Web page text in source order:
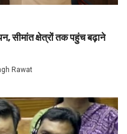
सीमांत क्षेत्रों तक पहुंच बढ़ाने
Rawat